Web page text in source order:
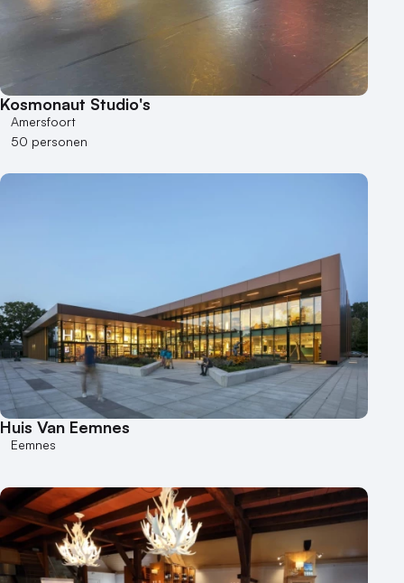
Kosmonaut Studio's
Amersfoort
50 personen
Huis Van Eemnes
Eemnes